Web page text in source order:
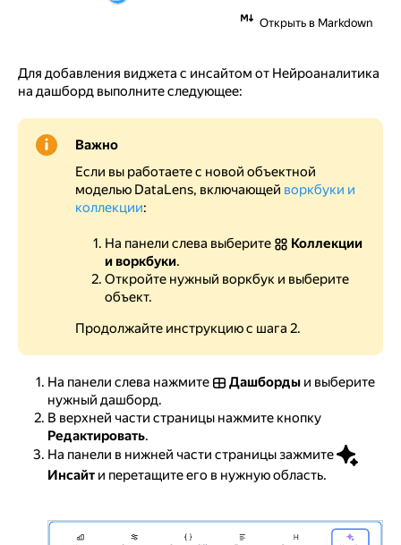
Открыть в Markdown
Для добавления виджета с инсайтом от Нейроаналитика
на дашборд выполните следующее:
Важно
Если вы работаете с новой объектной
моделью DataLens, включающей воркбуки и
коллекции:
На панели слева выберите
Коллекции
и воркбуки.
Откройте нужный воркбук и выберите
объект.
Продолжайте инструкцию с шага 2.
На панели слева нажмите Дашборды и выберите
нужный дашборд.
В верхней части страницы нажмите кнопку
Редактировать.
На панели в нижней части страницы зажмите
Инсайт и перетащите его в нужную область.